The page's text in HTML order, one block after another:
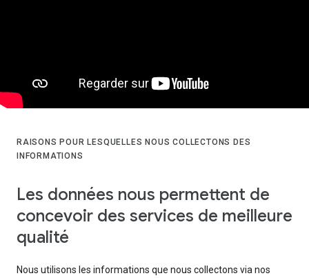
RAISONS POUR LESQUELLES NOUS COLLECTONS DES
INFORMATIONS
Les données nous permettent de
concevoir des services de meilleure
qualité
Nous utilisons les informations que nous collectons via nos